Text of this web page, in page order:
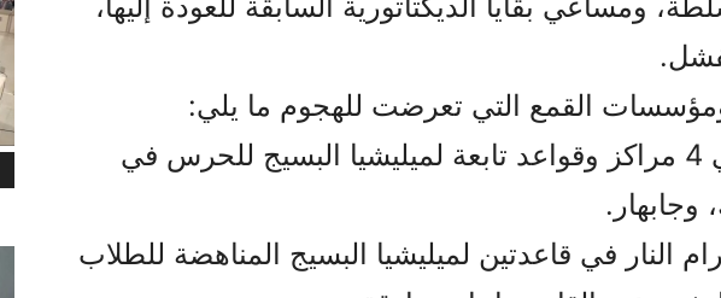
القمع التي تعرضت للهجوم ما يلي:
– إضرام النار في 4 مراكز وقواعد تابعة لميليشيا البسيج للحرس في
وجابهار.
النار في قاعدتين لميليشيا البسيج المناهضة للطلاب